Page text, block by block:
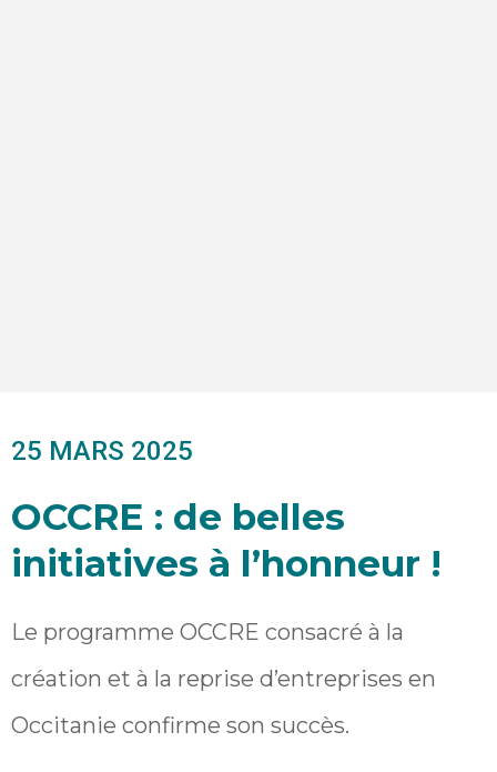
25 MARS 2025
OCCRE : de belles
initiatives à l’honneur !
Le programme OCCRE consacré à la
création et à la reprise d’entreprises en
Occitanie confirme son succès.